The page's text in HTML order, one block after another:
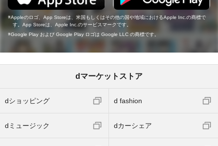
Appleのロゴ、App Storeは、米国もしくはその他の国や地域におけるApple Inc.の商標で
す。App Storeは、Apple Inc.のサービスマークです。
Google Play および Google Play ロゴは Google LLC の商標です。
dマーケットストア
dショッピング d fashion
dミュージック dカーシェア